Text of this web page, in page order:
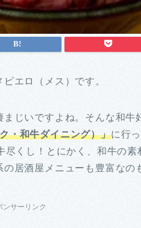
エロ（メス）です。
じいですよね。そんな和牛
・和牛ダイニング）」に行
くし！とにかく、和牛の素
居酒屋メニューも豊富なの
ンサーリンク